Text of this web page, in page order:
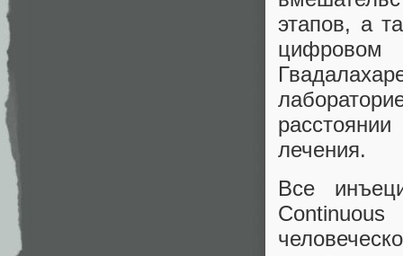
этапов, а
цифровом
лечения.
Все